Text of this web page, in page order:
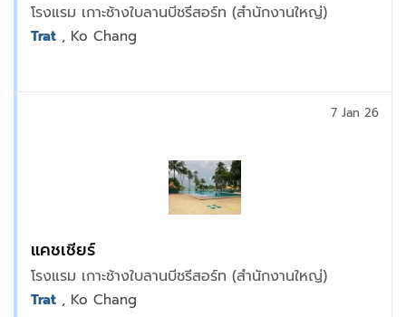
โรงแรม เกาะช้างใบลานบีชรีสอร์ท (สำนักงานใหญ่)
Trat , Ko Chang
แคชเชียร์
โรงแรม เกาะช้างใบลานบีชรีสอร์ท (สำนักงานใหญ่)
7 Jan 26
Trat , Ko Chang